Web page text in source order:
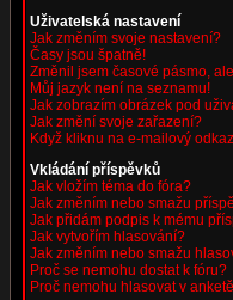
Uživatelská nastavení
Jak změním svoje nastavení?
Časy jsou špatně!
Změnil jsem časové pásmo,
Můj jazyk není na seznamu!
Jak zobrazím obrázek pod
Jak změní svoje zařazení?
Když kliknu na e-mailový
Vkládání příspěvků
Jak vložím téma do fóra?
Jak změním nebo smažu
Jak přidám podpis k mému
Jak vytvořím hlasování?
Jak změním nebo smažu
Proč se nemohu dostat k fóru?
Proč nemohu hlasovat v